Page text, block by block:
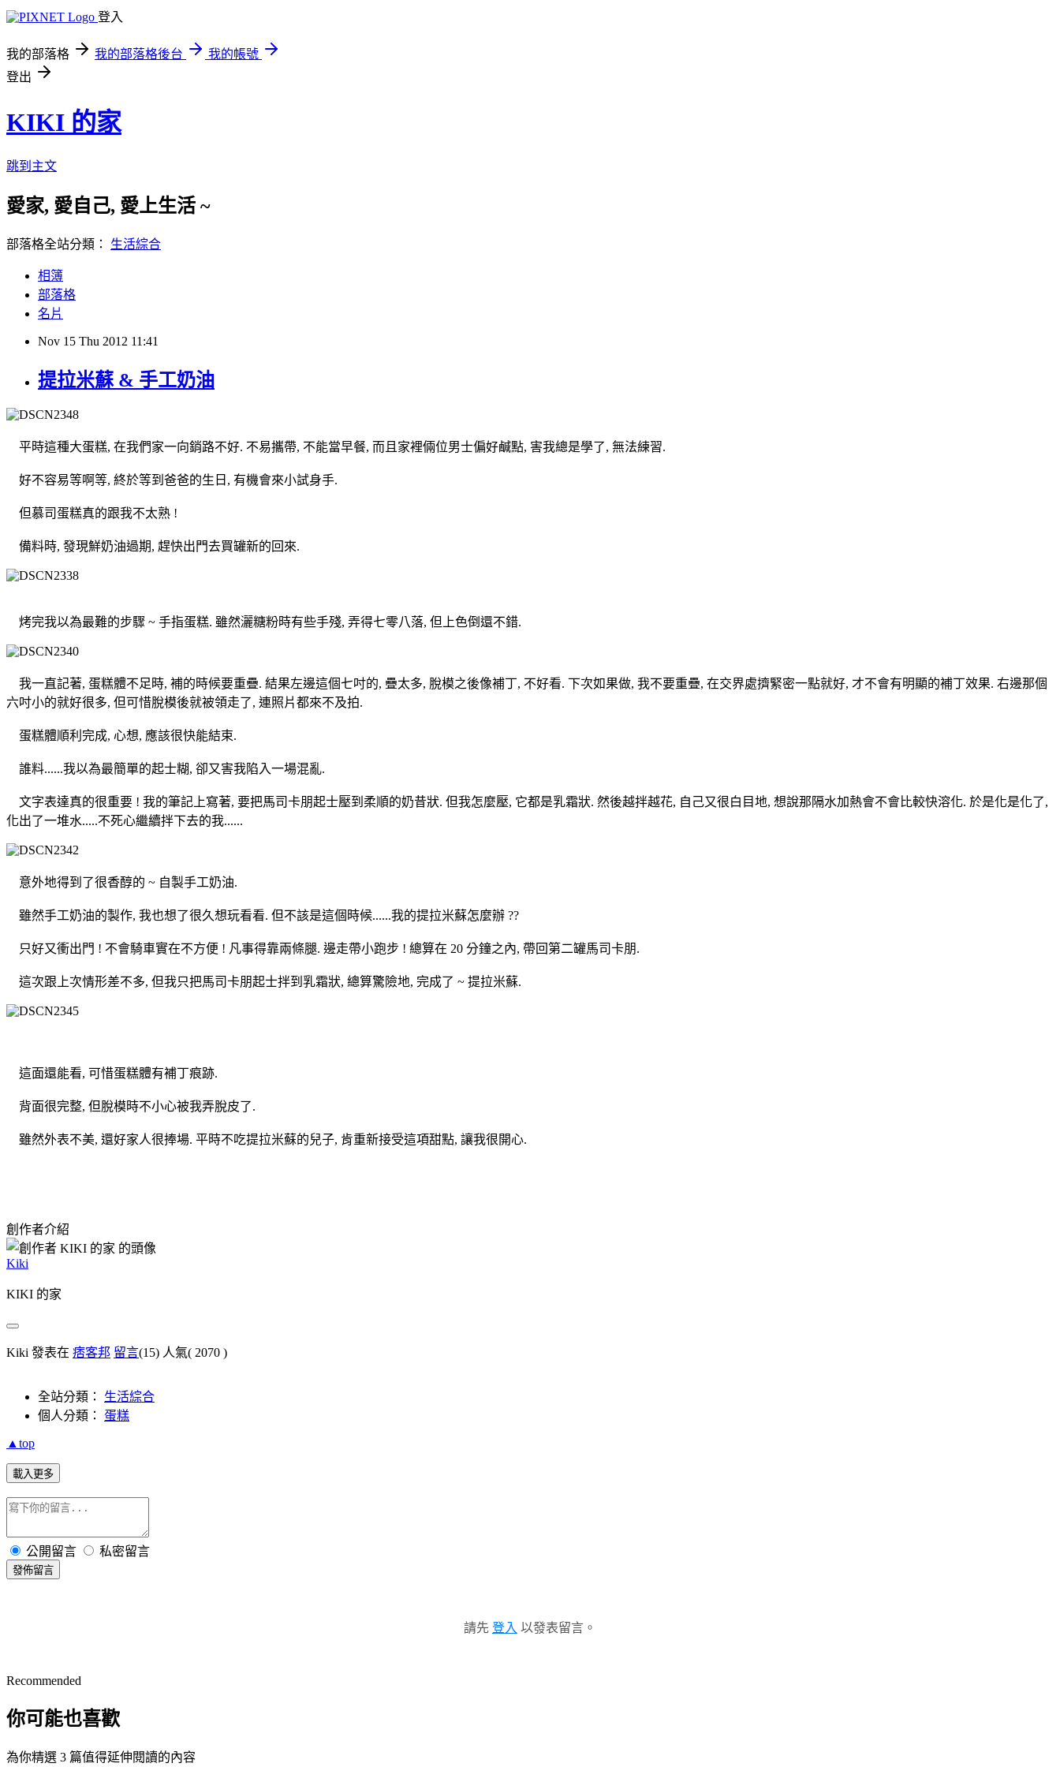
登入
我的部落格 我的部落格後台
我的帳號
登出
KIKI 的家
跳到主文
愛家, 愛自己, 愛上生活 ~
部落格全站分類： 生活綜合
相簿
部落格
名片
Nov 15 Thu 2012 11:41
提拉米蘇 & 手工奶油
平時這種大蛋糕, 在我們家一向銷路不好. 不易攜帶, 不能當早餐, 而且家裡倆位男士偏好鹹點, 害我總是學了, 無法練習.
好不容易等啊等, 終於等到爸爸的生日, 有機會來小試身手.
但慕司蛋糕真的跟我不太熟 !
備料時, 發現鮮奶油過期, 趕快出門去買罐新的回來.
烤完我以為最難的步驟 ~ 手指蛋糕. 雖然灑糖粉時有些手殘, 弄得七零八落, 但上色倒還不錯.
我一直記著, 蛋糕體不足時, 補的時候要重疊. 結果左邊這個七吋的, 疊太多, 脫模之後像補丁, 不好看. 下次如果做, 我不要重疊, 在交界處擠緊密一點就好, 才不會有明顯的補丁效果. 右邊那個
六吋小的就好很多, 但可惜脫模後就被領走了, 連照片都來不及拍.
蛋糕體順利完成, 心想, 應該很快能結束.
誰料......我以為最簡單的起士糊, 卻又害我陷入一場混亂.
文字表達真的很重要 ! 我的筆記上寫著, 要把馬司卡朋起士壓到柔順的奶昔狀. 但我怎麼壓, 它都是乳霜狀. 然後越拌越花, 自己又很白目地, 想說那隔水加熱會不會比較快溶化. 於是化是化了,
化出了一堆水.....不死心繼續拌下去的我......
意外地得到了很香醇的 ~ 自製手工奶油.
雖然手工奶油的製作, 我也想了很久想玩看看. 但不該是這個時候......我的提拉米蘇怎麼辦 ??
只好又衝出門 ! 不會騎車實在不方便 ! 凡事得靠兩條腿. 邊走帶小跑步 ! 總算在 20 分鐘之內, 帶回第二罐馬司卡朋.
這次跟上次情形差不多, 但我只把馬司卡朋起士拌到乳霜狀, 總算驚險地, 完成了 ~ 提拉米蘇.
這面還能看, 可惜蛋糕體有補丁痕跡.
背面很完整, 但脫模時不小心被我弄脫皮了.
雖然外表不美, 還好家人很捧場. 平時不吃提拉米蘇的兒子, 肯重新接受這項甜點, 讓我很開心.
創作者介紹
Kiki
KIKI 的家
Kiki 發表在 痞客邦 留言(15) 人氣( 2070 )
全站分類： 生活綜合
個人分類： 蛋糕
▲top
載入更多
公開留言 私密留言
發佈留言
請先 登入 以發表留言。
Recommended
你可能也喜歡
為你精選 3 篇值得延伸閱讀的內容